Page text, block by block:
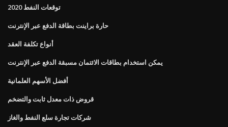
2020 توقعات النفط
حارة براينت بطاقة الدفع عبر الإنترنت
أنواع تكلفة العقد
يمكن استخدام بطاقات الائتمان مسبقة الدفع عبر الإنترنت
أفضل الأسهم العلمانية
قروض ذات معدل ثابت والتضخم
شركات تجارة سلع النفط والغاز